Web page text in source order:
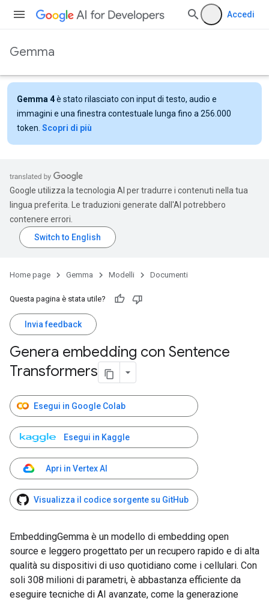
Accedi
Gemma
Gemma 4è stato rilasciato con input di testo, audio e
immagini e una finestra contestuale lunga fino a 256.000
token. Scopri di più
Google utilizza la tecnologia AI per tradurre i contenuti nella tua
lingua preferita. Le traduzioni generate dall'AI potrebbero
contenere errori.
Home page Gemma Modelli Documenti
Questa pagina è stata utile?
Invia feedback
Genera embedding con Sentence
Transformers
Esegui in Google Colab
Esegui in Kaggle
Apri in Vertex AI
Visualizza il codice sorgente su GitHub
EmbeddingGemma è un modello di embedding open
source e leggero progettato per un recupero rapido e di alta
qualità su dispositivi di uso quotidiano come i cellulari. Con
soli 308 milioni di parametri, è abbastanza efficiente da
eseguire tecniche di AI avanzate, come la generazione